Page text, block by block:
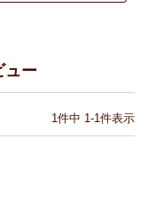
ュー
1件中 1-1件表示